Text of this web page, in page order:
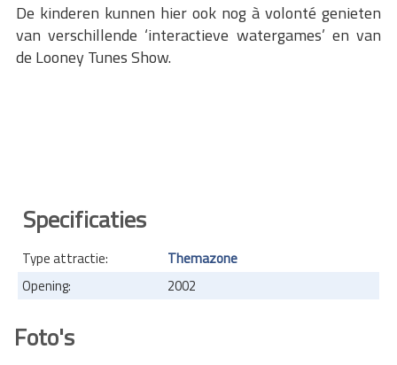
De kinderen kunnen hier ook nog à volonté genieten
van verschillende ‘interactieve watergames’ en van
de Looney Tunes Show.
Specificaties
Type attractie:
Themazone
Opening:
2002
Foto's